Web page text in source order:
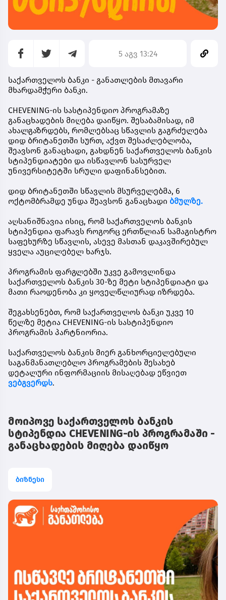
5 აგვ 13:24
საქართველოს ბანკი - განათლების მთავარი
მხარდამჭერი ბანკი.
CHEVENING-ის სასტიპენდიო პროგრამაზე
განაცხადების მიღება დაიწყო. შესაბამისად, იმ
ახალგაზრდებს, რომლებსაც სწავლის გაგრძელება
დიდ ბრიტანეთში სურთ, აქვთ შესაძლებლობა,
შეავსონ განაცხადი, გახდნენ საქართველოს ბანკის
სტიპენდიატები და ისწავლონ სასურველ
უნივერსიტეტში სრული დაფინანსებით.
დიდ ბრიტანეთში სწავლის მსურველებმა, 6
ოქტომბრამდე უნდა შეავსონ განაცხადი ბმულზე.
აღსანიშნავია ისიც, რომ საქართველოს ბანკის
სტიპენდია ფარავს როგორც ერთწლიან სამაგისტრო
საფეხურზე სწავლის, ასევე მასთან დაკავშირებულ
ყველა აუცილებელ ხარჯს.
პროგრამის ფარგლებში უკვე გამოვლინდა
საქართველოს ბანკის 30-ზე მეტი სტიპენდიატი და
მათი რაოდენობა კი ყოველწლიურად იზრდება.
შეგახსენებთ, რომ საქართველოს ბანკი უკვე 10
წელზე მეტია CHEVENING-ის სასტიპენდიო
პროგრამის პარტნიორია.
საქართველოს ბანკის მიერ განხორციელებული
საგანმანათლებლო პროგრამების შესახებ
დეტალური ინფორმაციის მისაღებად ეწვიეთ
ვებგვერდს.
მოიპოვე საქართველოს ბანკის
სტიპენდია CHEVENING-ის პროგრამაში -
განაცხადების მიღება დაიწყო
ბიზნესი